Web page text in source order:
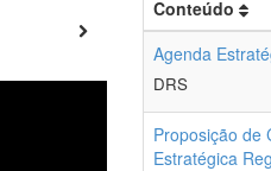
Conteúdo
Agenda
DRS
Proposição de
Estratégica